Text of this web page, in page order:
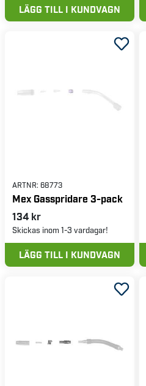
LÄGG TILL I KUNDVAGN
ARTNR: 68773
Mex Gasspridare 3-pack
134 kr
Skickas inom 1-3 vardagar!
LÄGG TILL I KUNDVAGN